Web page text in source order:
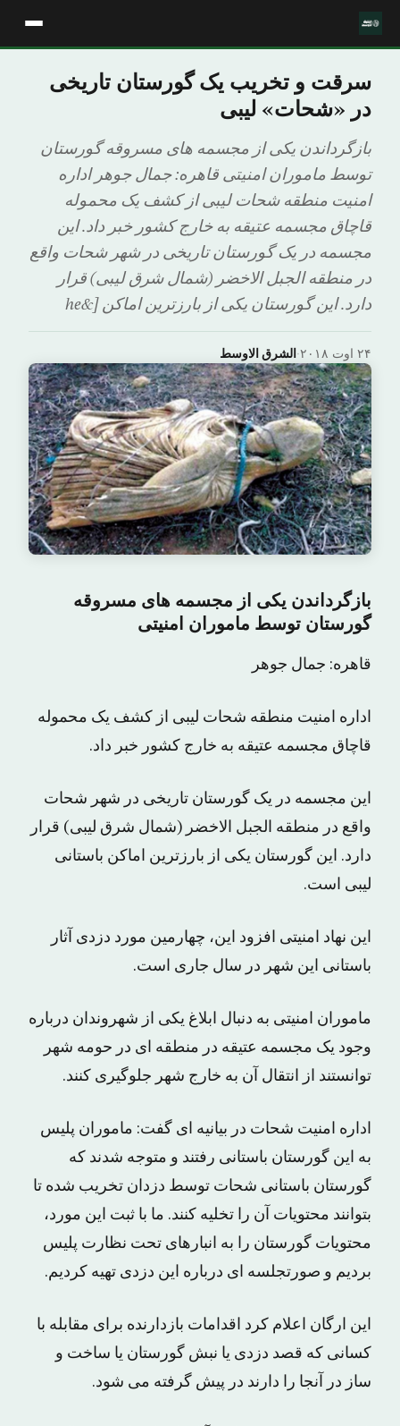
سرقت و تخریب یک گورستان تاریخی
در «شحات» لیبی
بازگرداندن یکی از مجسمه های مسروقه گورستان
توسط ماموران امنیتی قاهره: جمال جوهر اداره
امنیت منطقه شحات لیبی از کشف یک محموله
قاچاق مجسمه عتیقه به خارج کشور خبر داد. این
مجسمه در یک گورستان تاریخی در شهر شحات واقع
در منطقه الجبل الاخضر (شمال شرق لیبی) قرار
دارد. این گورستان یکی از بارزترین اماکن [&he
الشرق الاوسط· ۲۴ اوت ۲۰۱۸
بازگرداندن یکی از مجسمه های مسروقه
گورستان توسط ماموران امنیتی
قاهره: جمال جوهر
اداره امنیت منطقه شحات لیبی از کشف یک محموله
قاچاق مجسمه عتیقه به خارج کشور خبر داد.
این مجسمه در یک گورستان تاریخی در شهر شحات
واقع در منطقه الجبل الاخضر (شمال شرق لیبی) قرار
دارد. این گورستان یکی از بارزترین اماکن باستانی
لیبی است.
این نهاد امنیتی افزود این، چهارمین مورد دزدی آثار
باستانی این شهر در سال جاری است.
ماموران امنیتی به دنبال ابلاغ یکی از شهروندان درباره
وجود یک مجسمه عتیقه در منطقه ای در حومه شهر
توانستند از انتقال آن به خارج شهر جلوگیری کنند.
اداره امنیت شحات در بیانیه ای گفت: ماموران پلیس
به این گورستان باستانی رفتند و متوجه شدند که
گورستان باستانی شحات توسط دزدان تخریب شده تا
بتوانند محتویات آن را تخلیه کنند. ما با ثبت این مورد،
محتویات گورستان را به انبارهای تحت نظارت پلیس
بردیم و صورتجلسه ای درباره این دزدی تهیه کردیم.
این ارگان اعلام کرد اقدامات بازدارنده برای مقابله با
کسانی که قصد دزدی یا نبش گورستان یا ساخت و
ساز در آنجا را دارند در پیش گرفته می شود.